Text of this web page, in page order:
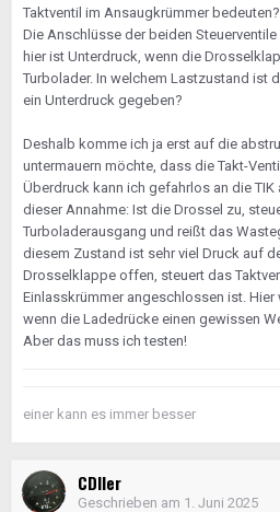
Taktventil im Ansaugkrümmer bedeuten?
Die Anschlüsse der beiden
hier ist Unterdruck, wenn die
Turbolader. In welchem Lastzustand ist
ein Unterdruck gegeben?
Deshalb komme ich ja erst auf die
untermauern möchte, dass die Takt-
Überdruck kann ich gefahrlos an die TIK
dieser Annahme: Ist die Drossel zu,
Turboladerausgang und reißt das
diesem Zustand ist sehr viel Druck auf
Drosselklappe offen, steuert das
Einlasskrümmer angeschlossen ist.
wenn die Ladedrücke einen gewissen
Aber das muss ich testen!
einer kann es immer besser
CDIler
Geschrieben am 1. Juni 2025